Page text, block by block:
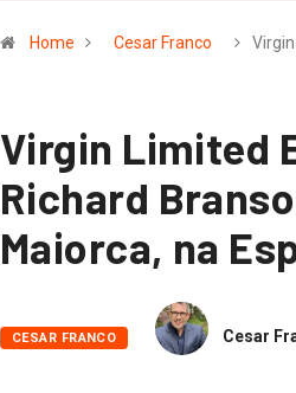
Home Cesar Franco
Virgin Limited
Richard
Maiorca, na
CESAR FRANCO Cesar